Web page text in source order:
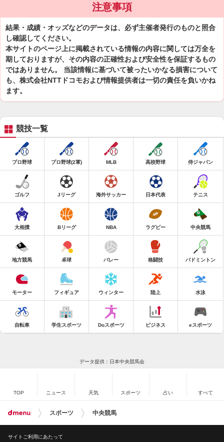
注意事項
結果・成績・オッズなどのデータは、必ず主催者発行のものと照合
し確認してください。
本サイトのページ上に掲載されている情報の内容に関しては万全を
期しておりますが、その内容の正確性および安全性を保証するもの
ではありません。 当該情報に基づいて被ったいかなる損害について
も、株式会社NTTドコモおよび情報提供者は一切の責任を負いかね
ます。
競技一覧
プロ野球 プロ野球(2軍) MLB 高校野球 侍ジャパン
ゴルフ Jリーグ 海外サッカー 日本代表 テニス
大相撲 Bリーグ NBA ラグビー 中央競馬
地方競馬 卓球 バレー 格闘技 バドミントン
モーター フィギュア ウィンター 陸上 水泳
自転車 学生スポーツ Doスポーツ ビジネス eスポーツ
データ提供：日本中央競馬会
TOP ニュース 天気 スポーツ 占い すべて
スポーツ 中央競馬
サイトご利用にあたって